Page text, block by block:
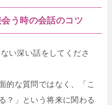
う時の会話のコツ
い深い話をしてくださ
的な質問ではなく、「こ
？」という将来に関わる